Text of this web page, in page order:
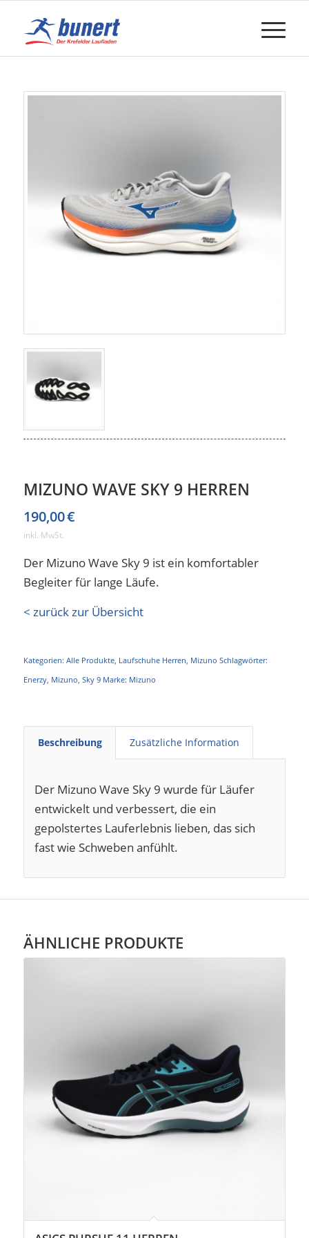
MIZUNO WAVE SKY 9 HERREN
190,00€
inkl. MwSt.
Der Mizuno Wave Sky 9 ist ein komfortabler
Begleiter für lange Läufe.
< zurück zur Übersicht
Kategorien: Alle Produkte, Laufschuhe Herren, Mizuno Schlagwörter:
Enerzy, Mizuno, Sky 9 Marke: Mizuno
Beschreibung Zusätzliche Information
Der Mizuno Wave Sky 9 wurde für Läufer
entwickelt und verbessert, die ein
gepolstertes Lauferlebnis lieben, das sich
fast wie Schweben anfühlt.
ÄHNLICHE PRODUKTE